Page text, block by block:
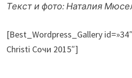
Текст и фото: Наталия
[Best_Wordpress_Gallery
Christi Сочи 2015″]